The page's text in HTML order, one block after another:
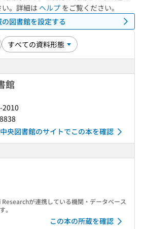
。詳細は ヘルプ をご覧ください。
図書館を設定する
館
2010
央図書館のサイトでこの本を確認
が連携している機関・データベース
。
この本の所蔵を確認